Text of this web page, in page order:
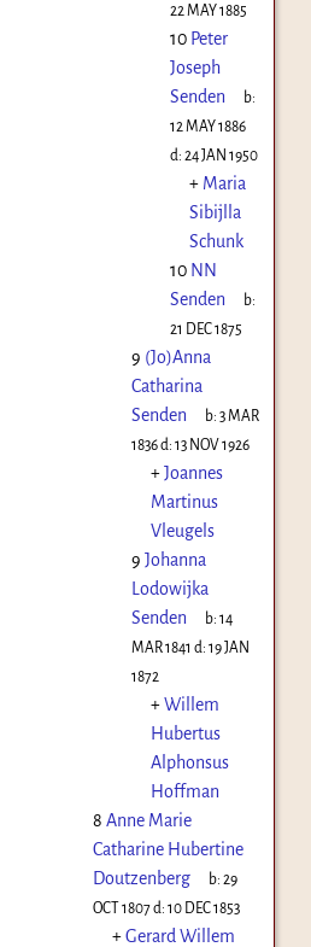
22 MAY 1885
10 Peter
Joseph
Senden
b:
12 MAY 1886
d: 24 JAN 1950
+ Maria
Sibijlla
Schunk
10 NN
Senden
b:
21 DEC 1875
9 (Jo)Anna
Catharina
Senden
b:3 MAR
1836d: 13 NOV 1926
+Joannes
Martinus
Vleugels
9 Johanna
Lodowijka
Senden
b:14
MAR 1841 d: 19 JAN
1872
+Willem
Hubertus
Alphonsus
Hoffman
8 Anne Marie
Catharine Hubertine
Doutzenberg
b:29
OCT 1807d: 10 DEC 1853
+Gerard Willem